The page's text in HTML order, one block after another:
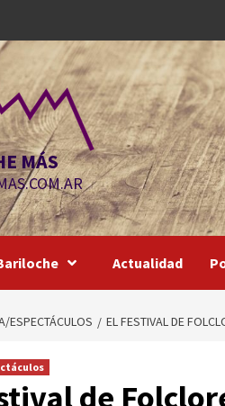
MÁS
Actualidad
ESPECTÁCULOS EL FESTIVAL DE
de